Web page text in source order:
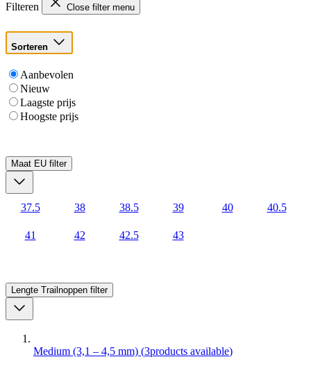
Filteren Close filter menu
Sorteren
Aanbevolen
Nieuw
Laagste prijs
Hoogste prijs
Maat EU filter
37.5 38 38.5 39 40 40.5
41 42 42.5 43
Lengte Trailnoppen filter
Medium (3,1 – 4,5 mm) (3products available)